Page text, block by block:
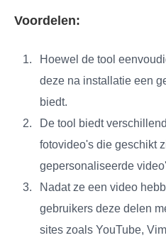
Voordelen:
Hoewel de tool
deze na installatie een
biedt.
De tool biedt
fotovideo's die geschikt
gepersonaliseerde
Nadat ze een video
gebruikers deze delen
sites zoals YouTube,